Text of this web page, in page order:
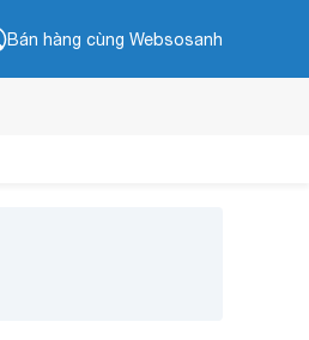
Bán hàng cùng Websosanh